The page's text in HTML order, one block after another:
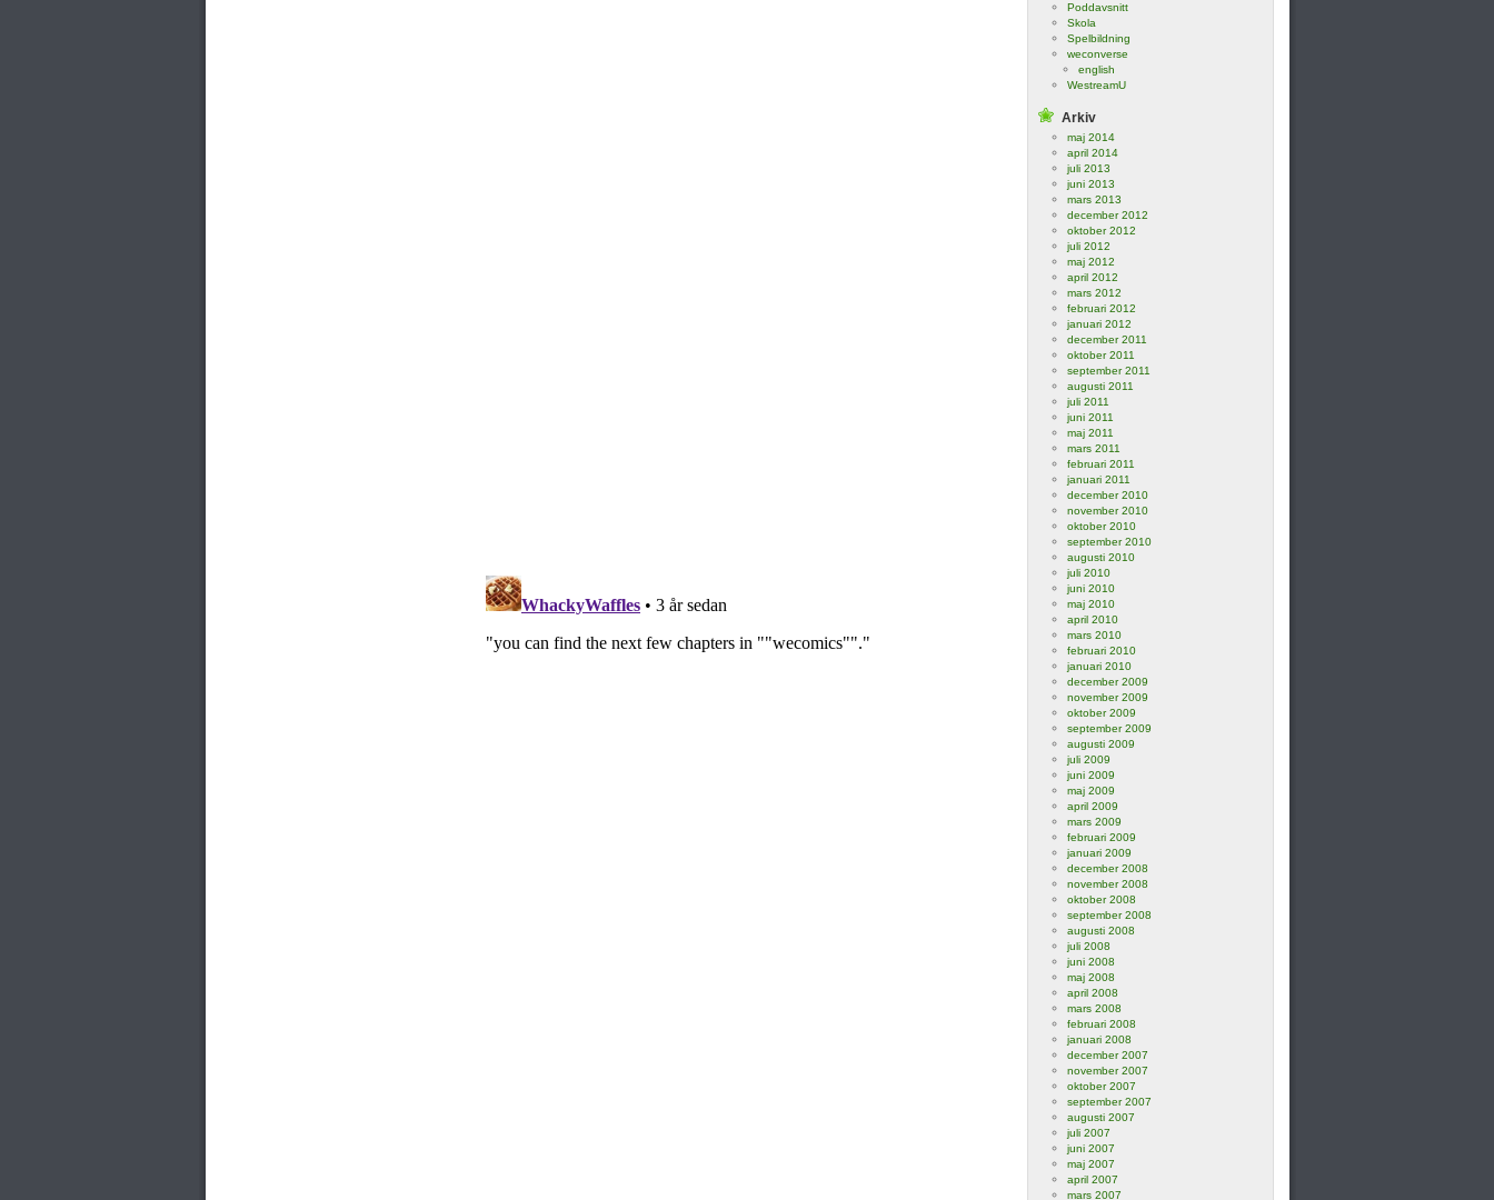
Poddavsnitt
Skola
Spelbildning
weconverse
english
WestreamU
Arkiv
maj 2014
april 2014
juli 2013
juni 2013
mars 2013
december 2012
oktober 2012
juli 2012
maj 2012
april 2012
mars 2012
februari 2012
januari 2012
december 2011
oktober 2011
september 2011
augusti 2011
juli 2011
juni 2011
maj 2011
mars 2011
februari 2011
januari 2011
december 2010
november 2010
oktober 2010
september 2010
augusti 2010
juli 2010
juni 2010
maj 2010
april 2010
mars 2010
februari 2010
januari 2010
december 2009
november 2009
oktober 2009
september 2009
augusti 2009
juli 2009
juni 2009
maj 2009
april 2009
mars 2009
februari 2009
januari 2009
december 2008
november 2008
oktober 2008
september 2008
augusti 2008
juli 2008
juni 2008
maj 2008
april 2008
mars 2008
februari 2008
januari 2008
december 2007
november 2007
oktober 2007
september 2007
augusti 2007
juli 2007
juni 2007
maj 2007
april 2007
mars 2007